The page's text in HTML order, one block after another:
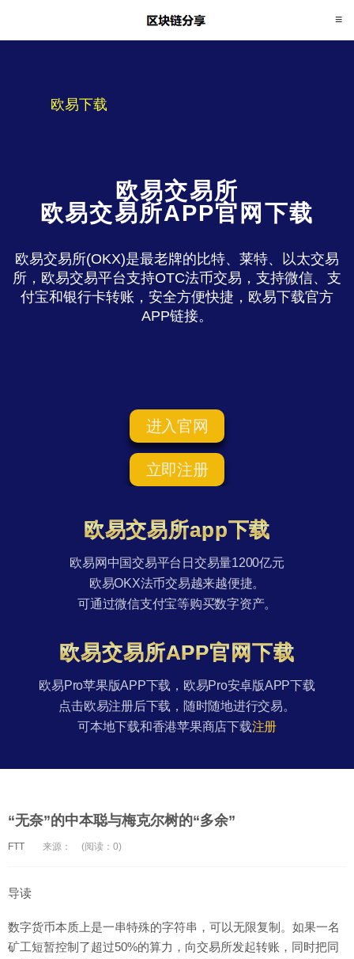
欧易下载
欧易交易所
欧易交易所APP官网下载
欧易交易所(OKX)是最老牌的比特、莱特、以太交易
所，欧易交易平台支持OTC法币交易，支持微信、支
付宝和银行卡转账，安全方便快捷，欧易下载官方
APP链接。
进入官网
立即注册
欧易交易所app下载
欧易网中国交易平台日交易量1200亿元
欧易OKX法币交易越来越便捷。
可通过微信支付宝等购买数字资产。
欧易交易所APP官网下载
欧易Pro苹果版APP下载，欧易Pro安卓版APP下载
点击欧易注册后下载，随时随地进行交易。
可本地下载和香港苹果商店下载注册
“无奈”的中本聪与梅克尔树的“多余”
FTT 来源： (阅读：0)
导读
数字货币本质上是一串特殊的字符串，可以无限复制。如果一名
矿工短暂控制了超过50%的算力，向交易所发起转账，同时把同